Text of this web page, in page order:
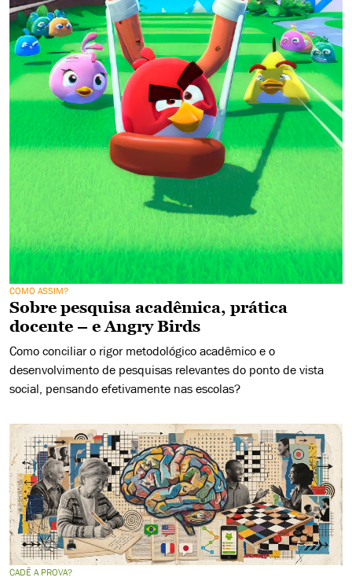
COMO ASSIM?
Sobre pesquisa acadêmica, prática
docente – e Angry Birds
Como conciliar o rigor metodológico acadêmico e o
desenvolvimento de pesquisas relevantes do ponto de vista
social, pensando efetivamente nas escolas?
CADÊ A PROVA?